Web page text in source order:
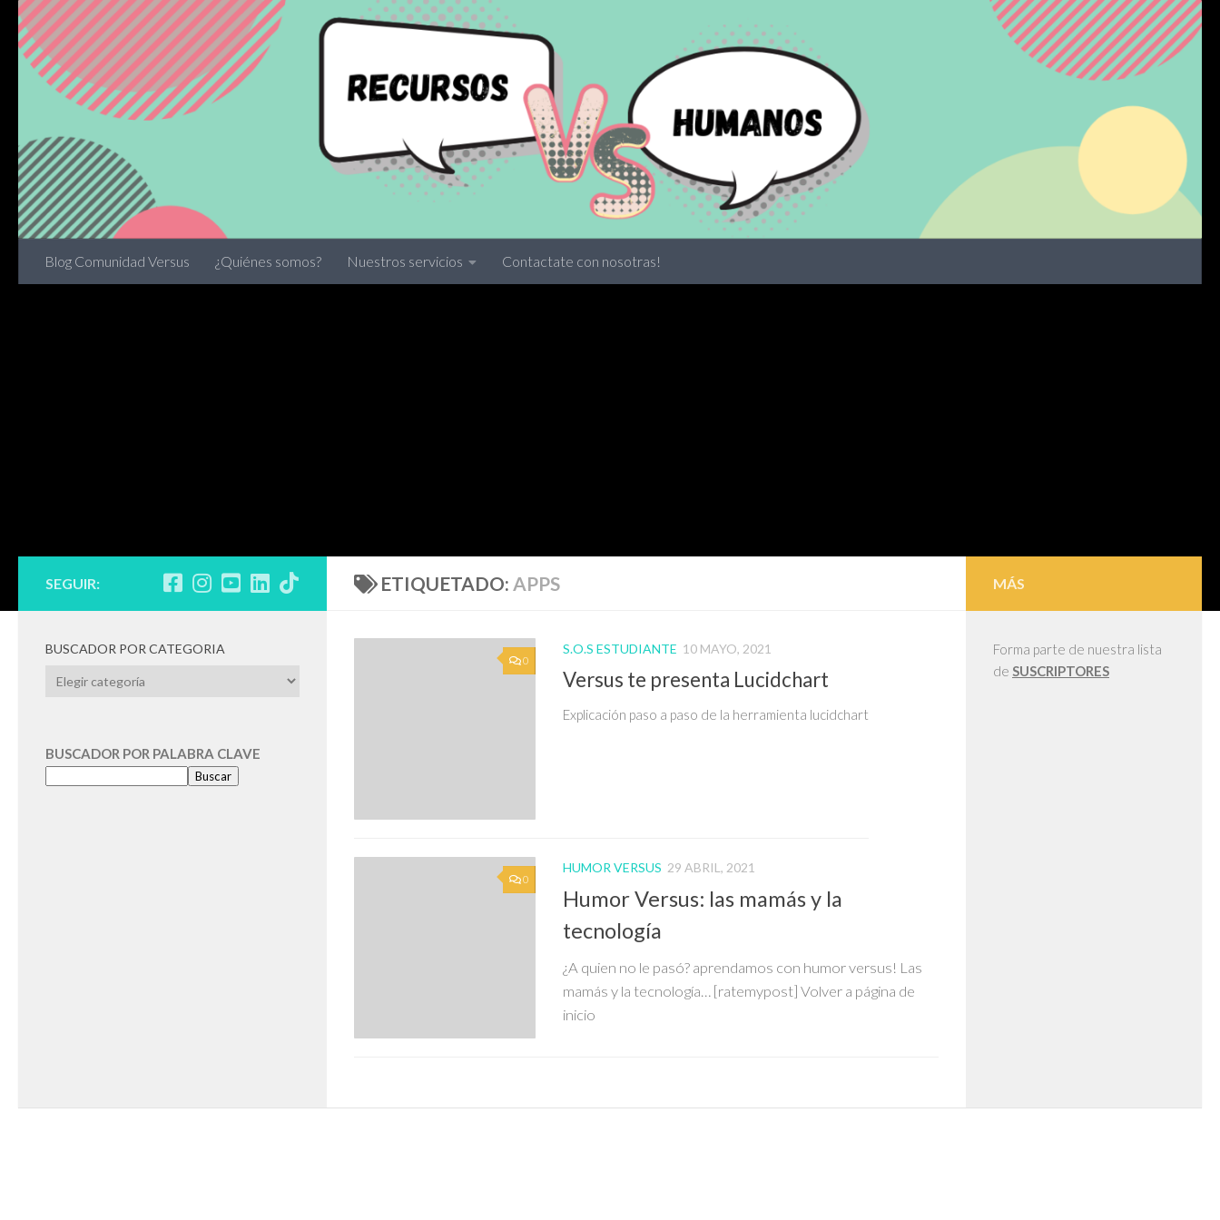
Skip to content
Blog Comunidad Versus ¿Quiénes somos? Nuestros servicios Contactate con nosotras!
ETIQUETADO: APPS
0
S.O.S ESTUDIANTE 10 MAYO, 2021
Versus te presenta Lucidchart
Explicación paso a paso de la herramienta lucidchart
0
HUMOR VERSUS 29 ABRIL, 2021
Humor Versus: las mamás y la
tecnología
¿A quien no le pasó? aprendamos con humor versus! Las
mamás y la tecnología… [ratemypost] Volver a página de
inicio
SEGUIR:
BUSCADOR POR CATEGORIA
BUSCADOR
BUSCADOR POR PALABRA CLAVE
Buscar
MÁS
Forma parte de nuestra lista
de SUSCRIPTORES